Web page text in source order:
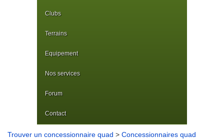
Clubs
Terrains
Equipement
Nos services
Forum
Contact
Trouver un concessionnaire quad > Concessionnaires quad